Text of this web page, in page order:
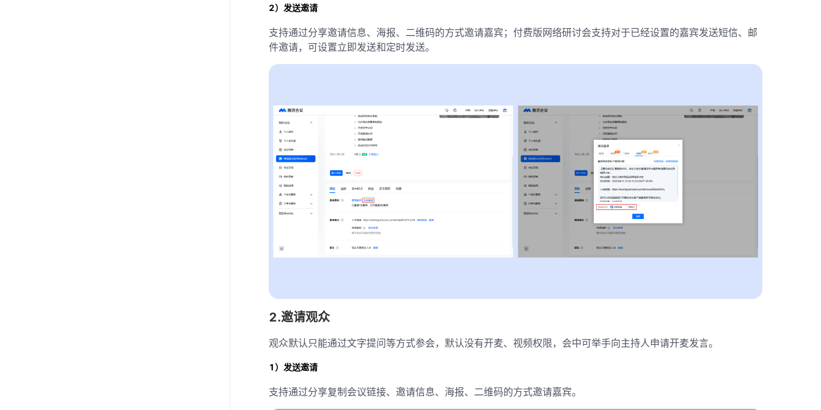
2）发送邀请
支持通过分享邀请信息、海报、二维码的方式邀请嘉宾；付费版网络研讨会支持对于已经设置的嘉宾发送短信、邮
件邀请，可设置立即发送和定时发送。
2.邀请观众
观众默认只能通过文字提问等方式参会，默认没有开麦、视频权限，会中可举手向主持人申请开麦发言。
1）发送邀请
支持通过分享复制会议链接、邀请信息、海报、二维码的方式邀请嘉宾。